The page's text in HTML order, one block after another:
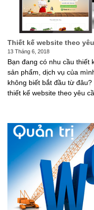
Thiết kế website theo
13 Tháng 6, 2018
Bạn đang có nhu cầu thiết
sản phẩm, dịch vụ của
không biết bắt đầu từ
thiết kế website theo yêu